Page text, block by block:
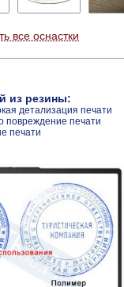
все оснастки
из резины:
детализация печати
повреждение печати
печати